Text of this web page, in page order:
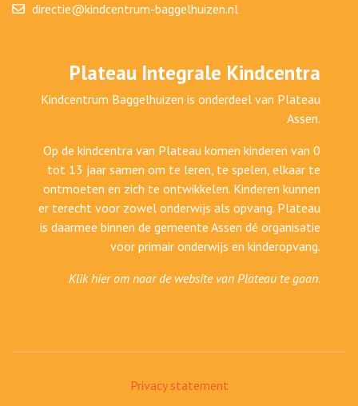
directie@kindcentrum-baggelhuizen.nl
Plateau Integrale Kindcentra
Kindcentrum Baggelhuizen is onderdeel van Plateau
Assen.
Op de kindcentra van Plateau komen kinderen van 0
tot 13 jaar samen om te leren, te spelen, elkaar te
ontmoeten en zich te ontwikkelen. Kinderen kunnen
er terecht voor zowel onderwijs als opvang. Plateau
is daarmee binnen de gemeente Assen dé organisatie
voor primair onderwijs en kinderopvang.
Klik hier om naar de website van Plateau te gaan.
Privacy statement